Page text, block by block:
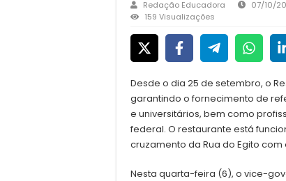
Redação Educadora 07/10/
159 Visualizações
Desde o dia 25 de setembro, o
garantindo o fornecimento de
e universitários, bem como
federal. O restaurante está
cruzamento da Rua do Egito
Nesta quarta-feira (6), o vice-